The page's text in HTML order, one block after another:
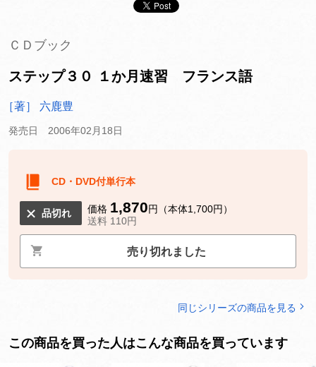
ＣＤブック
ステップ３０ １か月速習 フランス語
［著］ 六鹿豊
発売日 2006年02月18日
CD・DVD付単行本
品切れ 価格 1,870円（本体1,700円）
送料 110円
売り切れました
同じシリーズの商品を見る
この商品を買った人はこんな商品を買っています